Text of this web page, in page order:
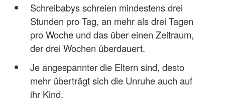
Schreibabys schreien mindestens drei
Stunden pro Tag, an mehr als drei Tagen
pro Woche und das über einen Zeitraum,
der drei Wochen überdauert.
Je angespannter die Eltern sind, desto
mehr überträgt sich die Unruhe auch auf
ihr Kind.